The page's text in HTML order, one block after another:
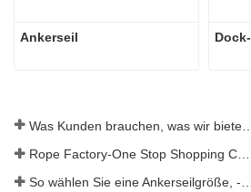
Ankerseil
So wählen Sie eine Ankerseilgröße, -art, -länge und mehr aus？